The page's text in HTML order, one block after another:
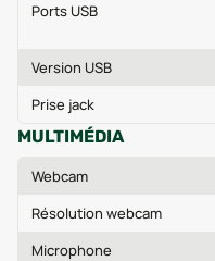
Ports USB
Version USB
Prise jack
MULTIMÉDIA
Webcam
Résolution webcam
Microphone